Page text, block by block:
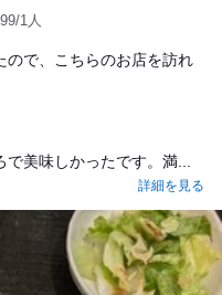
1人
ので、こちらのお店を訪れ
美味しかったです。満...
詳細を見る